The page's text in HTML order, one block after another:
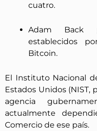
cuatro.
Adam Back
establecidos
Bitcoin.
El Instituto Nacional
Estados Unidos (NIST,
agencia
actualmente
Comercio de ese país.